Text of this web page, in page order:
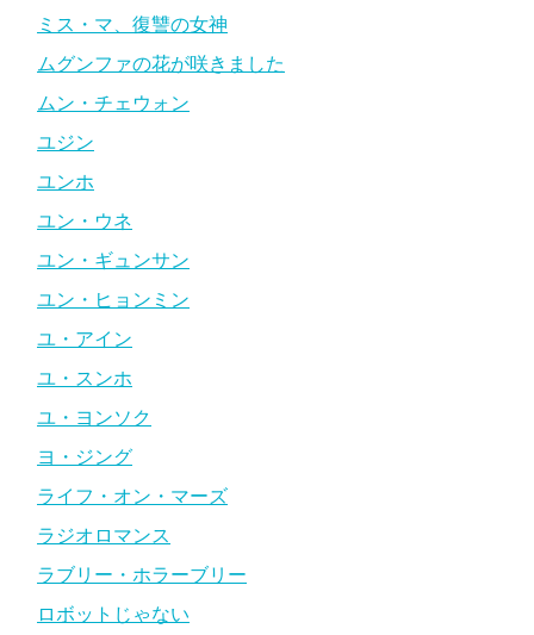
ミス・マ、復讐の女神
ムグンファの花が咲きました
ムン・チェウォン
ユジン
ユンホ
ユン・ウネ
ユン・ギュンサン
ユン・ヒョンミン
ユ・アイン
ユ・スンホ
ユ・ヨンソク
ヨ・ジング
ライフ・オン・マーズ
ラジオロマンス
ラブリー・ホラーブリー
ロボットじゃない